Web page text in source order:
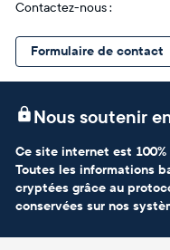
Contactez-nous :
Formulaire de contact
Nous soutenir
Ce site internet est 100%
Toutes les informations
cryptées grâce au
conservées sur nos